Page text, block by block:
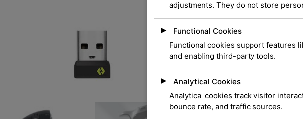
adjustments. They do not store
►
Functional Cookies
Functional cookies support features
and enabling third-party tools.
►
Analytical Cookies
Analytical cookies track visitor
bounce rate, and traffic sources.